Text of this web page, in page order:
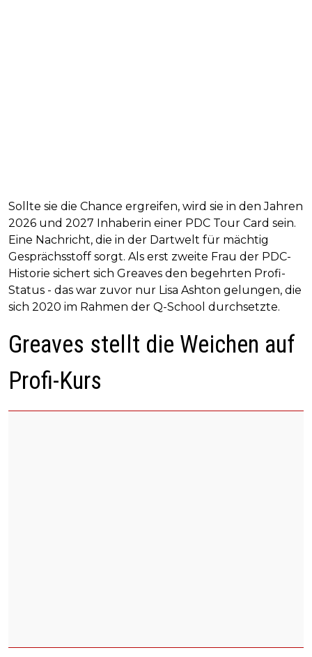
Sollte sie die Chance ergreifen, wird sie in den Jahren
2026 und 2027 Inhaberin einer PDC Tour Card sein.
Eine Nachricht, die in der Dartwelt für mächtig
Gesprächsstoff sorgt. Als erst zweite Frau der PDC-
Historie sichert sich Greaves den begehrten Profi-
Status - das war zuvor nur Lisa Ashton gelungen, die
sich 2020 im Rahmen der Q-School durchsetzte.
Greaves stellt die Weichen auf
Profi-Kurs